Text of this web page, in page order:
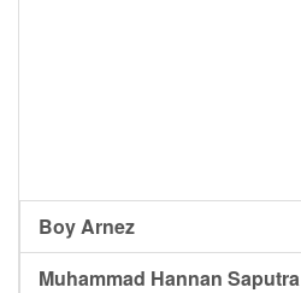
Boy Arnez
Muhammad Hannan Saputra